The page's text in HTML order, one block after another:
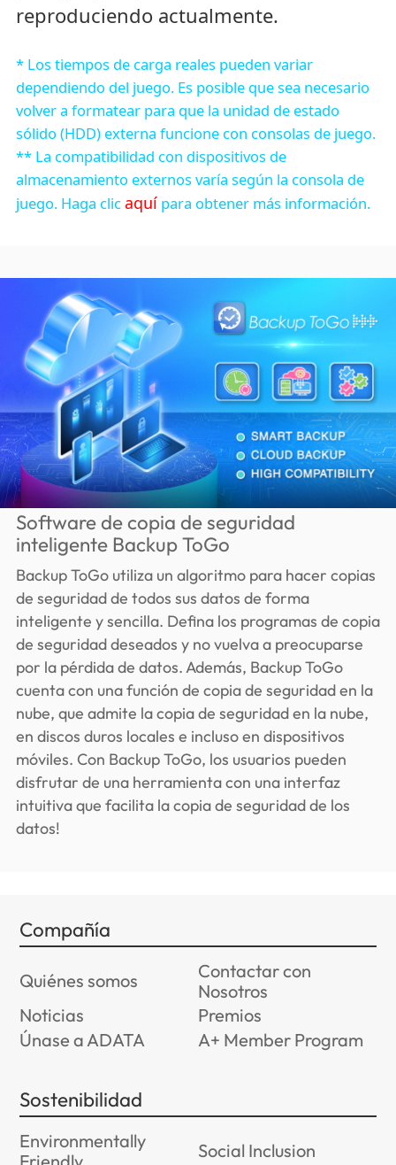
reproduciendo actualmente.
* Los tiempos de carga reales pueden variar
dependiendo del juego. Es posible que sea necesario
volver a formatear para que la unidad de estado
sólido (HDD) externa funcione con consolas de juego.
** La compatibilidad con dispositivos de
almacenamiento externos varía según la consola de
juego. Haga clicaquípara obtener más información.
Software de copia de seguridad
inteligente Backup ToGo
Backup ToGo utiliza un algoritmo para hacer copias
de seguridad de todos sus datos de forma
inteligente y sencilla. Defina los programas de copia
de seguridad deseados y no vuelva a preocuparse
por la pérdida de datos. Además, Backup ToGo
cuenta con una función de copia de seguridad en la
nube, que admite la copia de seguridad en la nube,
en discos duros locales e incluso en dispositivos
móviles. Con Backup ToGo, los usuarios pueden
disfrutar de una herramienta con una interfaz
intuitiva que facilita la copia de seguridad de los
datos!
Compañía
Quiénes somos
Contactar con
Nosotros
Noticias
Premios
Únase a ADATA
A+ Member Program
Sostenibilidad
Environmentally
Social Inclusion